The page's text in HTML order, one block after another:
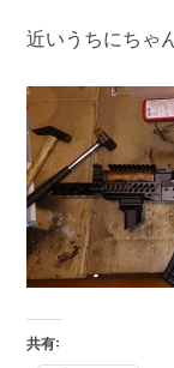
近いうちにちゃ
共有: